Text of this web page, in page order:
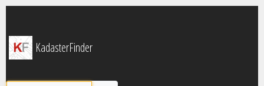
KadasterFinder